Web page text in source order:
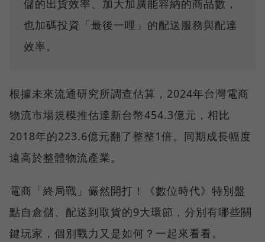
儲的出貨效率、加大加廣能容納的商品數，
也加碼投資「最後一哩」的配送服務與配達
效率。
根據未來流通研究所調查估算，2024年台灣電商
物流市場規模推估達新台幣454.3億元，相比
2018年的223.6億元翻了整整1倍。同期成長幅度
遠高於整體物流產業。
電商「終局戰」儼然開打！《數位時代》特別盤
點自倉儲、配送到取貨的9大環節，分別有哪些關
鍵玩家，個別戰力又是如何？一起來看看。